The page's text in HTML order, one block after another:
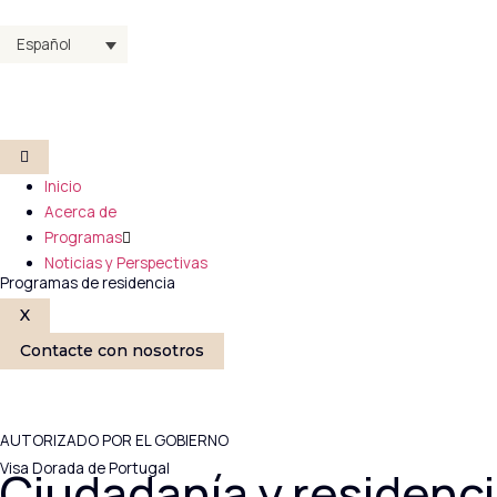
Español
Inicio
Acerca de
Programas
Programas de residencia
Visa Dorada de Portugal
Noticias y Perspectivas
X
Contacte con nosotros
AUTORIZADO POR EL GOBIERNO